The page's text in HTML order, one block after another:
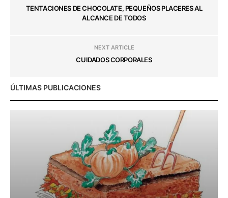
TENTACIONES DE CHOCOLATE, PEQUEÑOS PLACERES AL
ALCANCE DE TODOS
NEXT ARTICLE
CUIDADOS CORPORALES
ÚLTIMAS PUBLICACIONES